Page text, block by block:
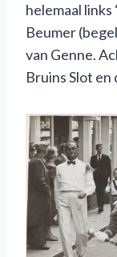
helemaal links
Beumer
van Genne.
Bruins Slot